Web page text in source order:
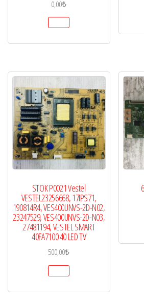
0,00₺
STOK P0021 Vestel
VESTEL23256668, 17IPS71,
190814R4, VES400UNVS-2D-N02,
23247529, VES400UNVS-2D-N03,
27481194, VESTEL SMART
40FA7100 40 LED TV
500,00₺